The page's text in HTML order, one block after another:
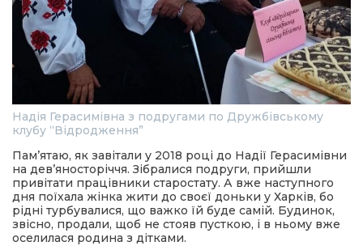
Надія Герасимівна з подругами по Дружбівському
клубу “Відродження”
Пам’ятаю, як завітали у 2018 році до Надії Герасимівни
на дев’яносторіччя. Зібралися подруги, прийшли
привітати працівники старостату. А вже наступного
дня поїхала жінка жити до своєї доньки у Харків, бо
рідні турбувалися, що важко їй буде самій. Будинок,
звісно, продали, щоб не стояв пусткою, і в ньому вже
оселилася родина з дітками.